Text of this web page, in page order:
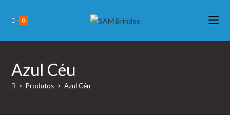
0
Azul Céu
> Produtos > Azul Céu